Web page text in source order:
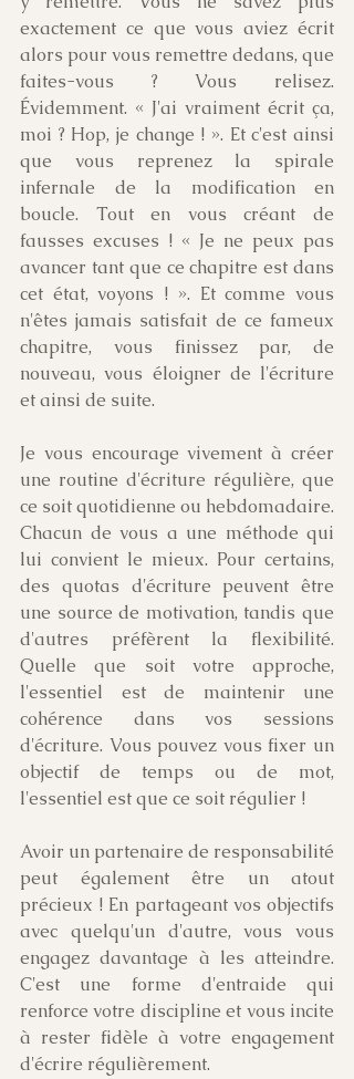
exactement ce que vous aviez écrit
alors pour vous remettre dedans, que
faites-vous ? Vous relisez.
Évidemment. « J'ai vraiment écrit ça,
moi ? Hop, je change ! ». Et c'est ainsi
que vous reprenez la spirale
infernale de la modification en
boucle. Tout en vous créant de
fausses excuses ! « Je ne peux pas
avancer tant que ce chapitre est dans
cet état, voyons ! ». Et comme vous
n'êtes jamais satisfait de ce fameux
chapitre, vous finissez par, de
nouveau, vous éloigner de l'écriture
et ainsi de suite.
Je vous encourage vivement à créer
une routine d'écriture régulière, que
ce soit quotidienne ou hebdomadaire.
Chacun de vous a une méthode qui
lui convient le mieux. Pour certains,
des quotas d'écriture peuvent être
une source de motivation, tandis que
d'autres préfèrent la flexibilité.
Quelle que soit votre approche,
l'essentiel est de maintenir une
cohérence dans vos sessions
d'écriture. Vous pouvez vous fixer un
objectif de temps ou de mot,
l'essentiel est que ce soit régulier !
Avoir un partenaire de responsabilité
peut également être un atout
précieux ! En partageant vos objectifs
avec quelqu'un d'autre, vous vous
engagez davantage à les atteindre.
C'est une forme d'entraide qui
renforce votre discipline et vous incite
à rester fidèle à votre engagement
d'écrire régulièrement.